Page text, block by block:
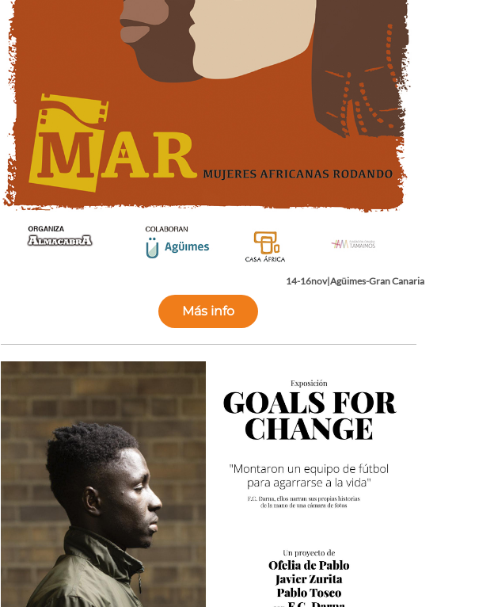
14-16nov|Agüimes-Gran Canaria
Más info